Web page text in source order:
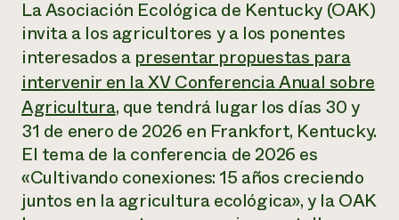
Informes anuales y financieros
Historias de impacto
Informe de
impacto 2024
LEER EL INFORME
Latinos en la agricultura
Sistemas alimentarios locales
Agricultura urbana
Las mujeres en la agricultura
Evento anual de reciclaje de productos electrónicos
Podcasts
Publicaciones
Cursos cortos
Vídeos
Asociaciones empresariales
Donar
Donaciones planificadas
Boletín
Consultas de los medios de comunicación
La Asociación Ecológica de Kentucky (OAK)
invita a los agricultores y a los ponentes
interesados a presentar propuestas para
intervenir en la XV Conferencia Anual sobre
Agricultura, que tendrá lugar los días 30 y
31 de enero de 2026 en Frankfort, Kentucky.
El tema de la conferencia de 2026 es
«Cultivando conexiones: 15 años creciendo
juntos en la agricultura ecológica», y la OAK